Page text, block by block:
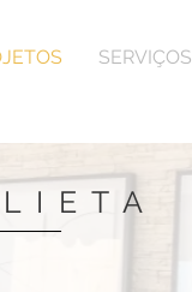
SERVIÇOS